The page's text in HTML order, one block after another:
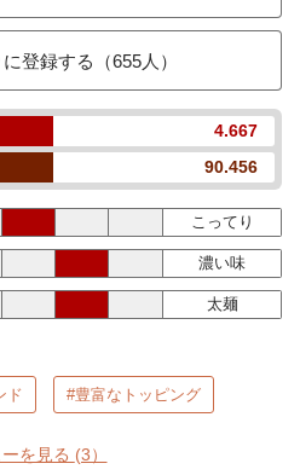
登録する（655人）
4.667
90.456
こってり
濃い味
太麺
ド #豊富なトッピング
を見る (3）